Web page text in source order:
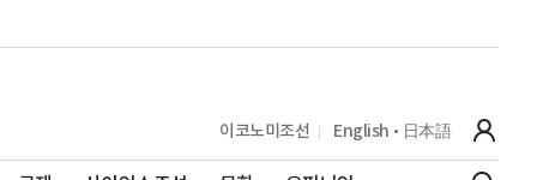
이코노미조선 English 日本語